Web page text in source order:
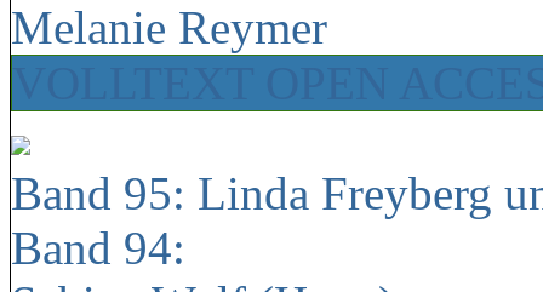
Melanie Reymer
Band 95: Linda Freyberg
Band 94: